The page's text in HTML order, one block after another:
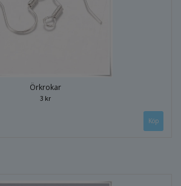
Örkrokar
3 kr